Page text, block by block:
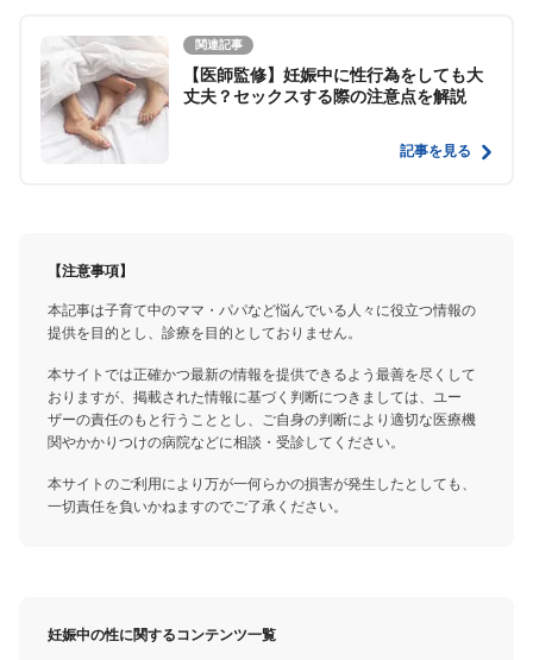
関連記事
【医師監修】妊娠中に性行為をしても大
丈夫？セックスする際の注意点を解説
記事を見る
【注意事項】
本記事は子育て中のママ・パパなど悩んでいる人々に役立つ情報の
提供を目的とし、診療を目的としておりません。
本サイトでは正確かつ最新の情報を提供できるよう最善を尽くして
おりますが、掲載された情報に基づく判断につきましては、ユー
ザーの責任のもと行うこととし、ご自身の判断により適切な医療機
関やかかりつけの病院などに相談・受診してください。
本サイトのご利用により万が一何らかの損害が発生したとしても、
一切責任を負いかねますのでご了承ください。
妊娠中の性に関するコンテンツ一覧